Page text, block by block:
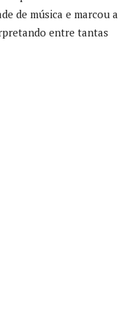
de música e marcou a
entre tantas